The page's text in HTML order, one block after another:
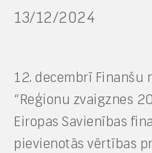
13/12/2024
12. decembrī Finanšu
“Reģionu zvaigznes
Eiropas Savienības
pievienotās vērtības